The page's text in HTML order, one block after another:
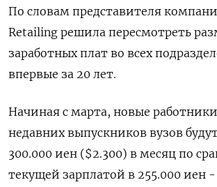
По словам представителя
Retailing решила пересмотреть
заработных плат во всех
впервые за 20 лет.
Начиная с марта, новые
недавних выпускников вузов
300.000 иен ($2.300) в месяц по
текущей зарплатой в 255.000 иен